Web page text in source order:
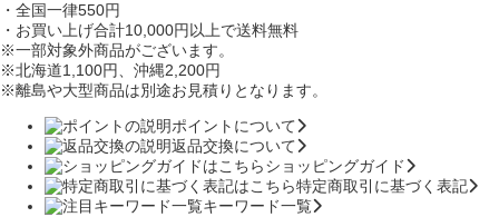
・全国一律550円
・お買い上げ合計10,000円 以上で送料無料
※一部対象外商品がございます。
※北海道1,100円、沖縄2,200円
※離島や大型商品は別途お見積りとなります。
ポイントについて
返品交換について
ショッピングガイド
特定商取引に基づく表記
キーワード一覧